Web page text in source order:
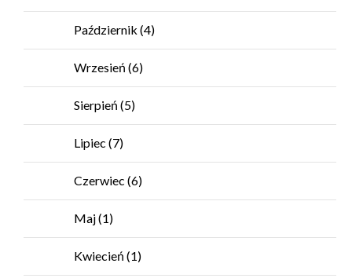
Październik (4)
Wrzesień (6)
Sierpień (5)
Lipiec (7)
Czerwiec (6)
Maj(1)
Kwiecień (1)